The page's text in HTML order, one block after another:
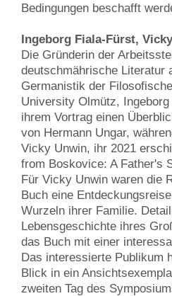
Bedingungen beschafft
Ingeborg Fiala-Fürst,
Die Gründerin der
deutschmährische Literatur
Germanistik der
University Olmütz,
ihrem Vortrag einen
von Hermann Ungar,
Vicky Unwin, ihr 2021
from Boskovice: A Father's
Für Vicky Unwin waren die
Buch eine
Wurzeln ihrer Familie.
Lebensgeschichte ihres
das Buch mit einer
Das interessierte Publikum
Blick in ein
zweiten Tag des